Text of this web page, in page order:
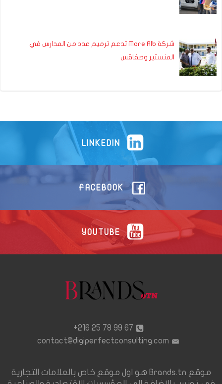
شركة Mare Alb تدعم ترميم عدد من المدارس في
المنستير وصفاقس
LINKEDIN
FACEBOOK
YOUTUBE
67 99 78 25 216+
contact@digiperfectconsulting.com
موقع Brands.tn هو اول موقع خاص بالعلامات التجارية